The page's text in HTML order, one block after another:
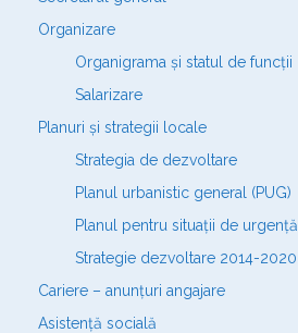
Organizare
Organigrama și statul de funcții
Salarizare
Planuri și strategii locale
Strategia de dezvoltare
Planul urbanistic general (PUG)
Planul pentru situații de urgență
Strategie dezvoltare 2014-2020
Cariere – anunțuri angajare
Asistență socială